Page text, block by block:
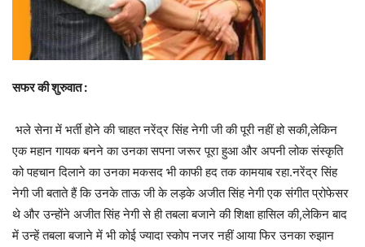
सफर की शुरुवात :
भले सेना में भर्ती होने की चाहत नरेंद्र सिंह नेगी जी की पूरी नहीं हो सकी,लेकिन
एक महान गायक बनने का उनका सपना जरूर पूरा हुआ और अपनी लोक संस्कृति
को पहचान दिलाने का उनका मकसद भी काफी हद तक कामयाब रहा.नरेंद्र सिंह
नेगी जी बताते हैं कि उनके ताऊ जी के लड़के अजीत सिंह नेगी एक संगीत प्रोफेसर
थे और उन्होंने अजीत सिंह नेगी से ही तबला बजाने की शिक्षा हासिल की,लेकिन बाद
में उन्हें तबला बजाने में भी कोई ज्यादा स्कोप नजर नहीं आया फिर उनका रुझान